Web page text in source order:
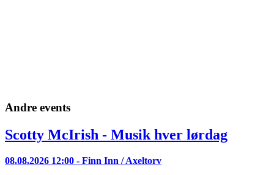
Andre events
Scotty McIrish - Musik hver lørdag
08.08.2026 12:00 - Finn Inn / Axeltorv